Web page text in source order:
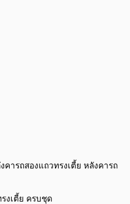
งเตี้ย ครบชุด